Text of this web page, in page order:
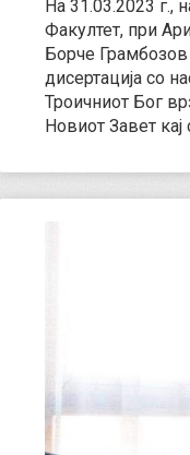
На 31.03.2023 г.,
Факултет, при
Борче Грамбозов
дисертација со
Троичниот Бог
Новиот Завет кај